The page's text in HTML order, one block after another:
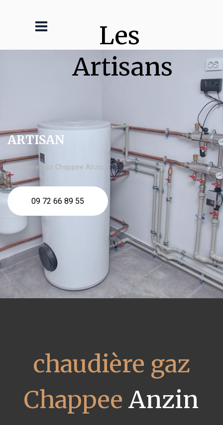
Les
Artisans
ARTISAN
chaudière gaz Chappee Anzin
09 72 66 89 55
chaudière gaz
Chappee Anzin